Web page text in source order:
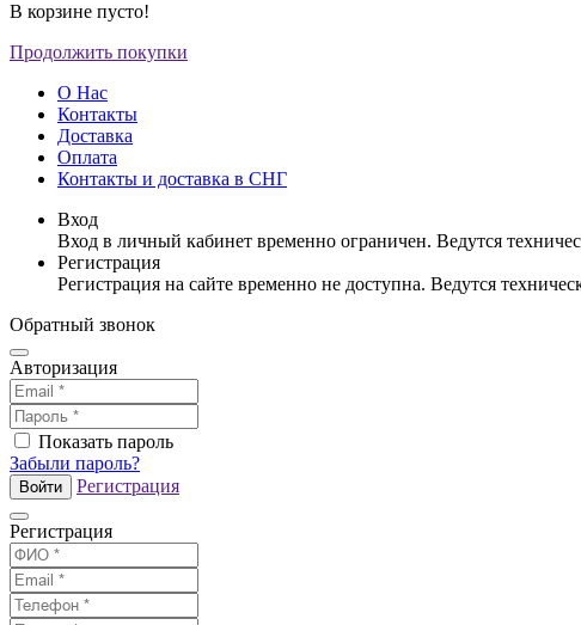
В корзине пусто!
Продолжить покупки
О Нас
Контакты
Доставка
Оплата
Контакты и доставка в СНГ
Вход
Вход в личный кабинет временно ограничен. Ведутся
Регистрация
Регистрация на сайте временно не доступна. Ведутся
Обратный звонок
Авторизация
Показать пароль
Забыли пароль?
Войти Регистрация
Регистрация